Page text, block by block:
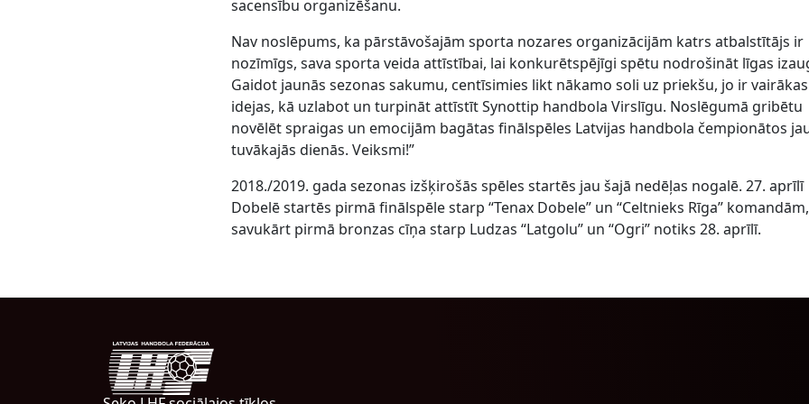
sacensību organizēšanu.
Nav noslēpums, ka pārstāvošajām sporta nozares organizācijām katrs atbalstītājs ir
nozīmīgs, sava sporta veida attīstībai, lai konkurētspējīgi spētu nodrošināt līgas
Gaidot jaunās sezonas sakumu, centīsimies likt nākamo soli uz priekšu, jo ir vairākas
idejas, kā uzlabot un turpināt attīstīt Synottip handbola Virslīgu. Noslēgumā gribētu
novēlēt spraigas un emocijām bagātas finālspēles Latvijas handbola čempionātos
tuvākajās dienās. Veiksmi!”
2018./2019. gada sezonas izšķirošās spēles startēs jau šajā nedēļas nogalē. 27. aprīlī
Dobelē startēs pirmā finālspēle starp “Tenax Dobele” un “Celtnieks Rīga” komandām,
savukārt pirmā bronzas cīņa starp Ludzas “Latgolu” un “Ogri” notiks 28. aprīlī.